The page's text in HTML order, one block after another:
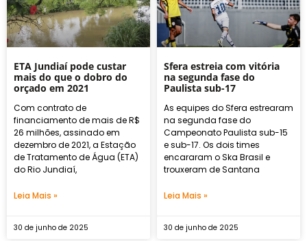
ETA Jundiaí pode custar
mais do que o dobro do
orçado em 2021
Com contrato de
financiamento de mais de R$
26 milhões, assinado em
dezembro de 2021, a Estação
de Tratamento de Água (ETA)
do Rio Jundiaí,
Leia Mais »
30 de junho de 2025
Sfera estreia com vitória
na segunda fase do
Paulista sub-17
As equipes do Sfera estrearam
na segunda fase do
Campeonato Paulista sub-15
e sub-17. Os dois times
encararam o Ska Brasil e
trouxeram de Santana
Leia Mais »
30 de junho de 2025